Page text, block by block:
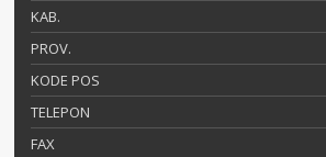
KAB.
PROV.
KODE POS
TELEPON
FAX